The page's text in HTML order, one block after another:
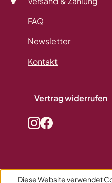
FAQ
Newsletter
Kontakt
Vertrag widerrufen
Diese Website verwendet